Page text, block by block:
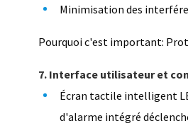
Minimisation des
Pourquoi c'est important:
7. Interface utilisateur et
Écran tactile intelligent
d'alarme intégré